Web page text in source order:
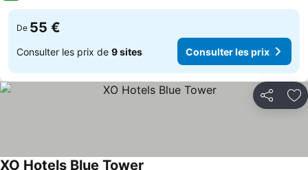
De 55 €
Consulter les prix de 9 sites Consulter les prix
Partager
XO Hotels Blue Tower